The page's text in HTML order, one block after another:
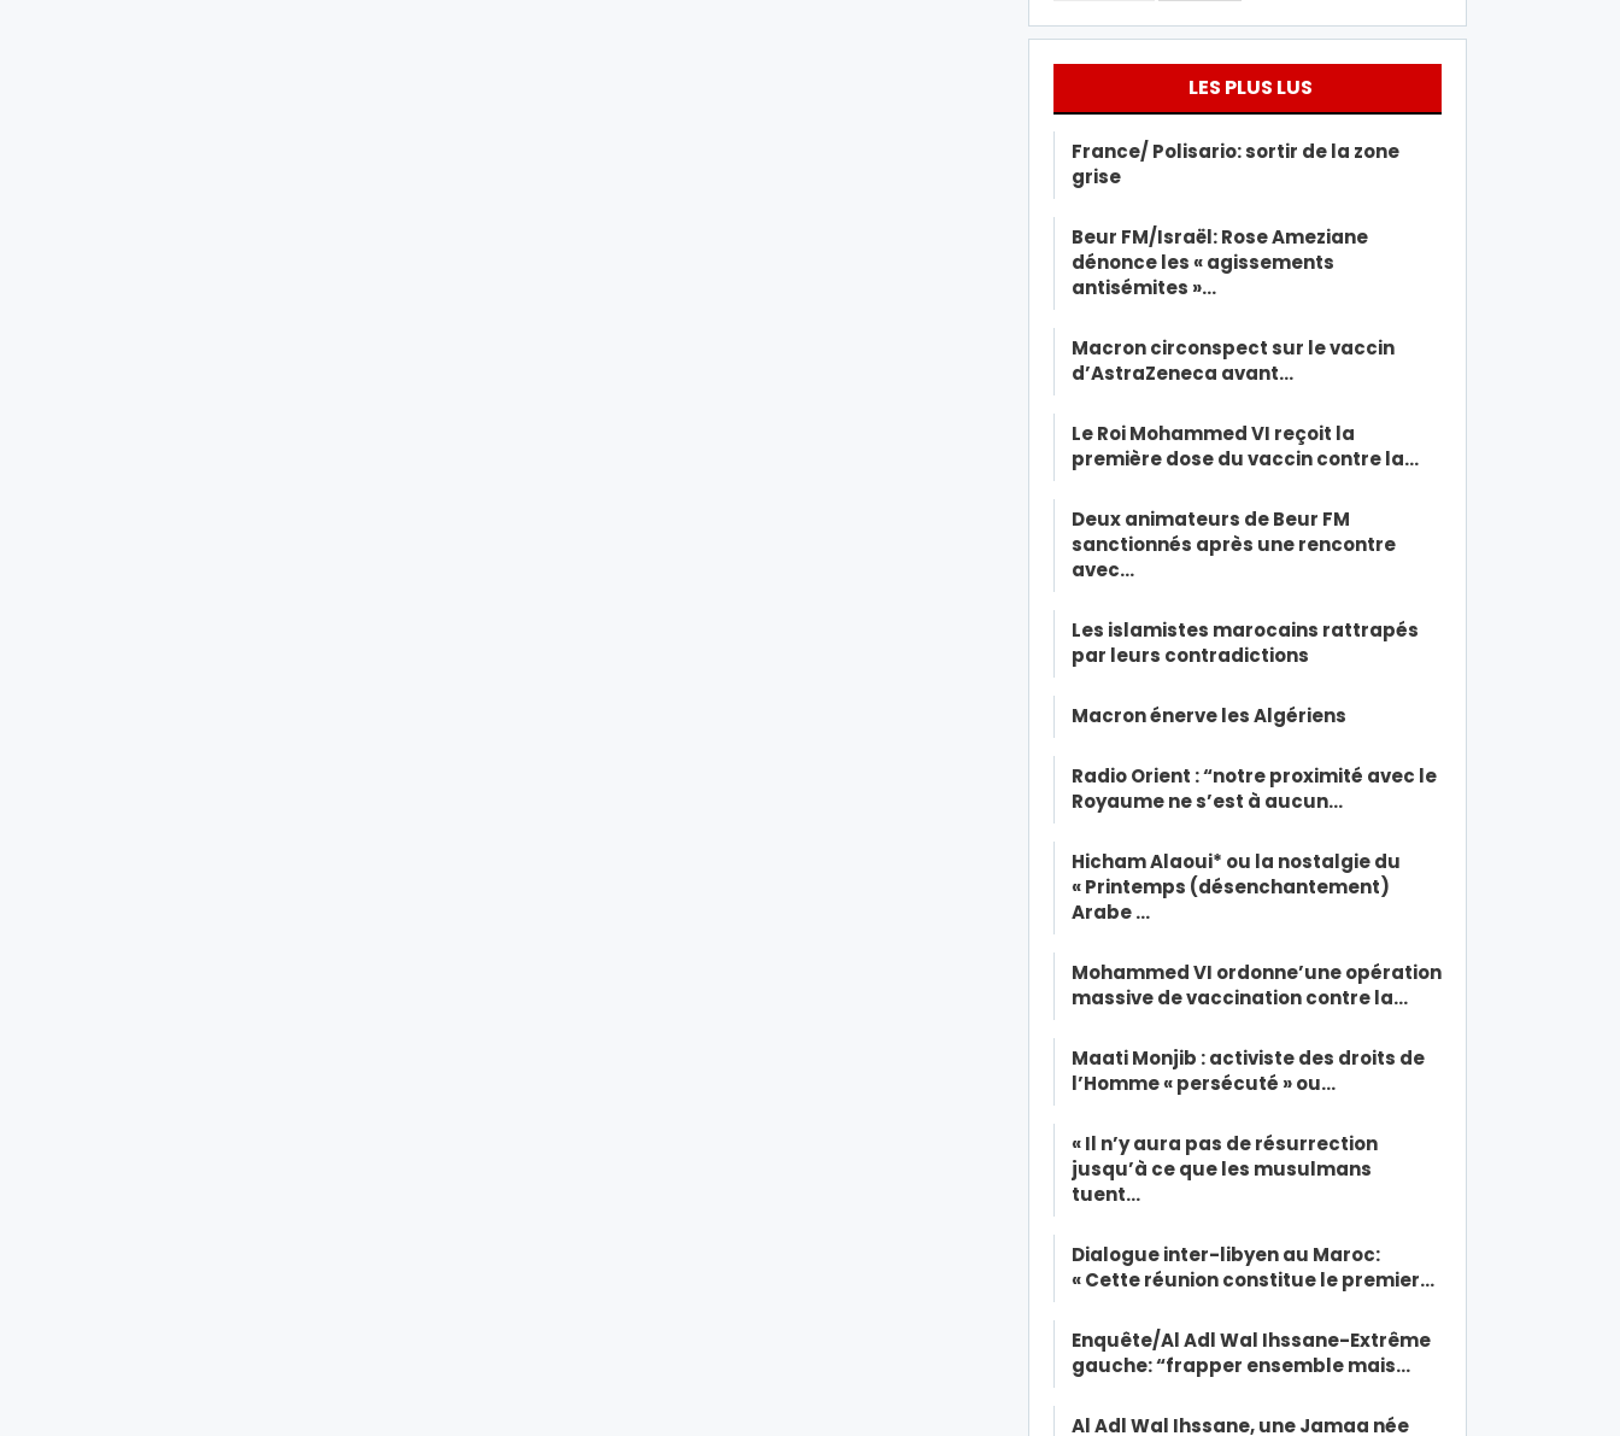
LES PLUS LUS
France/ Polisario: sortir de la zone
grise
Beur FM/Israël: Rose Ameziane
dénonce les « agissements
antisémites »…
Macron circonspect sur le vaccin
d’AstraZeneca avant…
Le Roi Mohammed VI reçoit la
première dose du vaccin contre la…
Deux animateurs de Beur FM
sanctionnés après une rencontre
avec…
Les islamistes marocains rattrapés
par leurs contradictions
Macron énerve les Algériens
Radio Orient : “notre proximité avec le
Royaume ne s’est à aucun…
Hicham Alaoui* ou la nostalgie du
« Printemps (désenchantement)
Arabe …
Mohammed VI ordonne’une opération
massive de vaccination contre la…
Maati Monjib : activiste des droits de
l’Homme « persécuté » ou…
« Il n’y aura pas de résurrection
jusqu’à ce que les musulmans
tuent…
Dialogue inter-libyen au Maroc:
« Cette réunion constitue le premier…
Enquête/Al Adl Wal Ihssane-Extrême
gauche: “frapper ensemble mais…
Al Adl Wal Ihssane, une Jamaa née